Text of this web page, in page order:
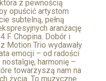
z pewnością
opuścić artystom
subtelną, pełną
aranżację
F. Chopina. Dobór i
Motion Trio wydawały
emocji – od radości
harmonię –
towarzyszą nam na
życia. To muzyczne